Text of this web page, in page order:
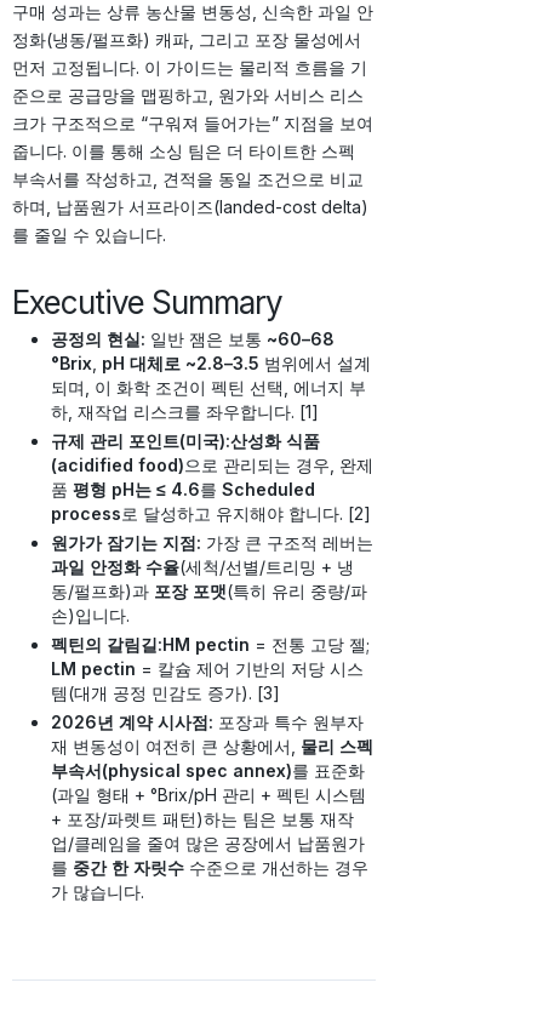
구매 성과는 상류 농산물 변동성, 신속한 과일 안
정화(냉동/펄프화) 캐파, 그리고 포장 물성에서
먼저 고정됩니다. 이 가이드는 물리적 흐름을 기
준으로 공급망을 맵핑하고, 원가와 서비스 리스
크가 구조적으로 “구워져 들어가는” 지점을 보여
줍니다. 이를 통해 소싱 팀은 더 타이트한 스펙
부속서를 작성하고, 견적을 동일 조건으로 비교
하며, 납품원가 서프라이즈(landed-cost delta)
를 줄일 수 있습니다.
Executive Summary
공정의 현실: 일반 잼은 보통 ~60–68
°Brix, pH 대체로 ~2.8–3.5 범위에서 설계
되며, 이 화학 조건이 펙틴 선택, 에너지 부
하, 재작업 리스크를 좌우합니다. [1]
규제 관리 포인트(미국):산성화 식품
(acidified food)으로 관리되는 경우, 완제
품 평형 pH는 ≤ 4.6를 Scheduled
process로 달성하고 유지해야 합니다. [2]
원가가 잠기는 지점: 가장 큰 구조적 레버는
과일 안정화 수율(세척/선별/트리밍 + 냉
동/펄프화)과 포장 포맷(특히 유리 중량/파
손)입니다.
펙틴의 갈림길:HM pectin = 전통 고당 젤;
LM pectin = 칼슘 제어 기반의 저당 시스
템(대개 공정 민감도 증가). [3]
2026년 계약 시사점: 포장과 특수 원부자
재 변동성이 여전히 큰 상황에서, 물리 스펙
부속서(physical spec annex)를 표준화
(과일 형태 + °Brix/pH 관리 + 펙틴 시스템
+ 포장/파렛트 패턴)하는 팀은 보통 재작
업/클레임을 줄여 많은 공장에서 납품원가
를 중간 한 자릿수 수준으로 개선하는 경우
가 많습니다.